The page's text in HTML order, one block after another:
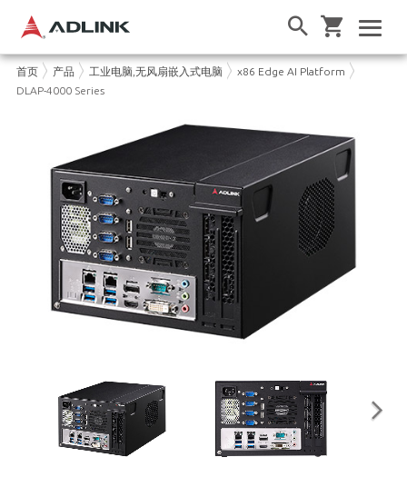
首页 产品 工业电脑,无风扇嵌入式电脑
x86 Edge AI Platform
DLAP-4000 Series